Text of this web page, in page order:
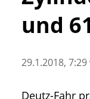
• Geschichte
• Messen
•
und
29.1.2018, 7:29
Deutz-Fahr